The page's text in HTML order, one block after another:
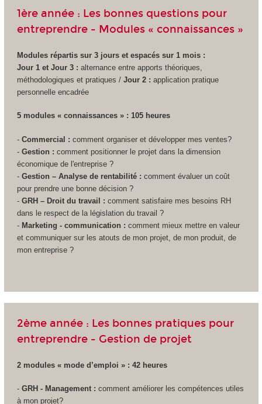
1ère année : Les bonnes questions pour
entreprendre - Modules « connaissances »
Modules répartis sur 3 jours et espacés sur 1 mois :
Jour 1 et Jour 3 : alternanceentre apports théoriques,
méthodologiques et pratiques / Jour 2 : application pratique
personnelle encadrée
5 modules « connaissances » : 105 heures
- Commercial : comment organiser et développer mes ventes?
- Gestion : comment positionner le projet dans la dimension
économique de l'entreprise ?
- Gestion – Analyse de rentabilité : comment évaluer un coût
pour prendre une bonne décision ?
- GRH – Droit du travail : comment satisfaire mes besoins RH
dans le respect de la législation du travail ?
- Marketing - communication : comment mieux mettre en valeur
et communiquer sur les atouts de mon projet, de mon produit, de
mon entreprise ?
2ème année : Les bonnes pratiques pour
entreprendre - Gestion de projet
2 modules « mode d’emploi » : 42 heures
- GRH - Management : comment améliorer les compétences utiles
à mon projet?